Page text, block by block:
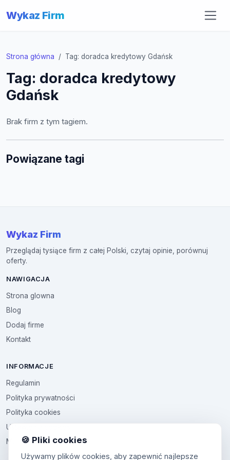
Wykaz Firm
Strona główna Tag: doradca kredytowy Gdańsk
Tag: doradca kredytowy
Gdańsk
Brak firm z tym tagiem.
Powiązane tagi
Wykaz Firm
Przeglądaj tysiące firm z całej Polski, czytaj opinie, porównuj
oferty.
NAWIGACJA
Strona glowna
Blog
Dodaj firme
Kontakt
INFORMACJE
Regulamin
Polityka prywatności
Polityka cookies
Ustawienia cookies
Multikod🍪 Pliki cookies
Używamy plików cookies, aby zapewnić najlepsze